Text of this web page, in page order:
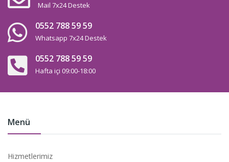
Mail 7x24 Destek
0552 788 59 59
Whatsapp 7x24 Destek
0552 788 59 59
Hafta içi 09:00-18:00
Menü
Hizmetlerimiz